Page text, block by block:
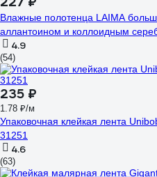
Влажные полотенца LAIMA
аллантоином и коллоидным
4.9
(54)
235 ₽
1.78 ₽/м
Упаковочная клейкая лента
31251
4.6
(63)